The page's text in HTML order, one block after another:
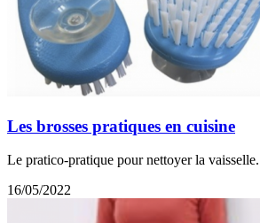
Les brosses pratiques en cuisine
Le pratico-pratique pour nettoyer la vaisselle.
16/05/2022